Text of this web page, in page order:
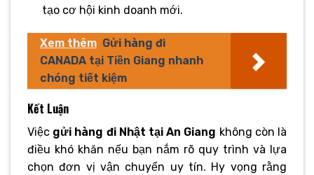
tạo cơ hội kinh doanh mới.
Xem thêm Gửi hàng đi
CANADA tại Tiền Giang nhanh
chóng tiết kiệm
Kết Luận
Việc gửi hàng đi Nhật tại An Giang không còn là
điều khó khăn nếu bạn nắm rõ quy trình và lựa
chọn đơn vị vận chuyển uy tín. Hy vọng rằng